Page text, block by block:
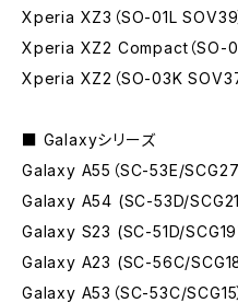
Xperia XZ3（SO-01L SOV39
Xperia XZ2 Compact（SO-
Xperia XZ2（SO-03K SOV37
■ Galaxyシリーズ
Galaxy A55（SC-53E/
Galaxy A54 (SC-53D/
Galaxy S23 (SC-51D/
Galaxy A23 (SC-56C/
Galaxy A53（SC-53C/SCG15